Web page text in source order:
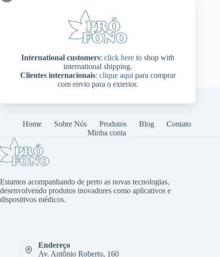
International customers: click here to shop with
international shipping.
Clientes internacionais: clique aqui para comprar
com envio para o exterior.
Home Sobre Nós Produtos Blog
Contato
Minha conta
Estamos acompanhando de perto as novas tecnologias,
desenvolvendo produtos inovadores como aplicativos e
dispositivos médicos.
Endereço
Av. Antônio Roberto, 160